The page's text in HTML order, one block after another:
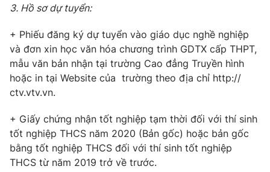
3. Hồ sơ dự tuyển:
+ Phiếu đăng ký dự tuyển vào giáo dục nghề nghiệp
và đơn xin học văn hóa chương trình GDTX cấp THPT,
mẫu văn bản nhận tại trường Cao đẳng Truyền hình
hoặc in tại Website của trường theo địa chỉ http://
ctv.vtv.vn.
+ Giấy chứng nhận tốt nghiệp tạm thời đối với thí sinh
tốt nghiệp THCS năm 2020 (Bản gốc) hoặc bản gốc
bằng tốt nghiệp THCS đối với thí sinh tốt nghiệp
THCS từ năm 2019 trở về trước.